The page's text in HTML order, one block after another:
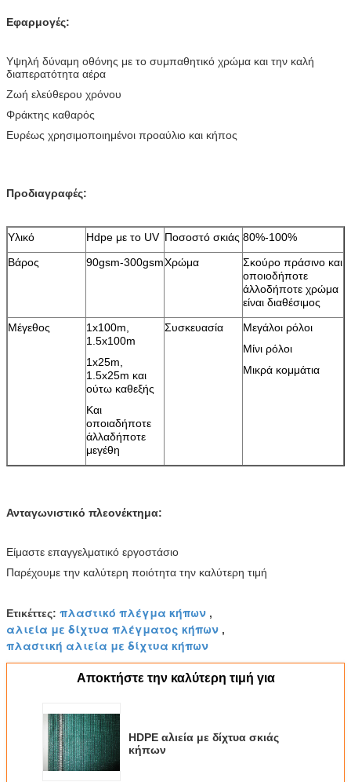
Εφαρμογές:
Υψηλή δύναμη οθόνης με το συμπαθητικό χρώμα και την καλή
διαπερατότητα αέρα
Ζωή ελεύθερου χρόνου
Φράκτης καθαρός
Ευρέως χρησιμοποιημένοι προαύλιο και κήπος
Προδιαγραφές:
Υλικό Hdpe με το UV Ποσοστό σκιάς 80%-100%
Βάρος
90gsm-300gsmΧρώμα
Σκούρο πράσινο και
οποιοδήποτε
άλλοδήποτε χρώμα
είναι διαθέσιμος
Μέγεθος
1x100m,
1.5x100m
1x25m,
1.5x25m και
ούτω καθεξής
Και
οποιαδήποτε
άλλαδήποτε
μεγέθη
Συσκευασία
Μεγάλοι ρόλοι
Μίνι ρόλοι
Μικρά κομμάτια
Ανταγωνιστικό πλεονέκτημα:
Είμαστε επαγγελματικό εργοστάσιο
Παρέχουμε την καλύτερη ποιότητα την καλύτερη τιμή
Ετικέττες: πλαστικό πλέγμα κήπων ,
αλιεία με δίχτυα πλέγματος κήπων ,
πλαστική αλιεία με δίχτυα κήπων
Αποκτήστε την καλύτερη τιμή για
HDPE αλιεία με δίχτυα σκιάς
κήπων